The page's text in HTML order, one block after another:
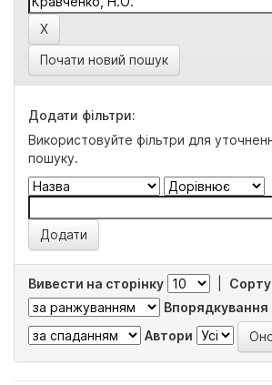
Почати новий пошук
Додати фільтри:
Використовуйте фільтри для
пошуку.
Вивести на сторінку
Впорядкування
Автори